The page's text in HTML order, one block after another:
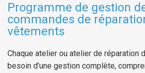
Programme de gestion
commandes de
vêtements
Chaque atelier ou atelier de réparation
besoin d'une gestion complète,